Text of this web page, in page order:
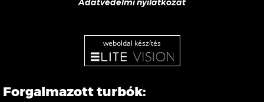
Adatvédelmi nyilatkozat
weboldal készítés
Forgalmazott turbók: